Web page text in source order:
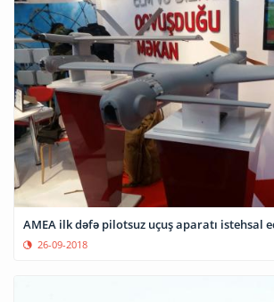
AMEA ilk dəfə pilotsuz uçuş aparatı istehsal
26-09-2018